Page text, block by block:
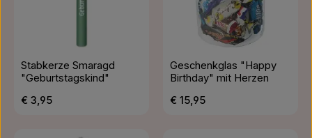
Stabkerze Smaragd
"Geburtstagskind"
Regulärer Preis:
€ 3,95
Geschenkglas "Happy
Birthday" mit Herzen
Regulärer Preis:
€ 15,95